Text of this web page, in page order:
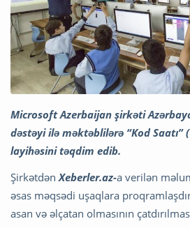
Microsoft Azerbaijan şirkəti
dəstəyi ilə məktəblilərə “Kod Saatı”
layihəsini təqdim edib.
Şirkətdən Xeberler.az-a verilən
əsas məqsədi uşaqlara
asan və əlçatan olmasının